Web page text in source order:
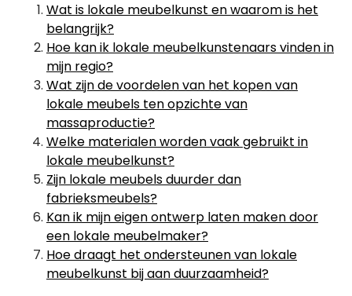
Wat is lokale meubelkunst en waarom is het
belangrijk?
Hoe kan ik lokale meubelkunstenaars vinden in
mijn regio?
Wat zijn de voordelen van het kopen van
lokale meubels ten opzichte van
massaproductie?
Welke materialen worden vaak gebruikt in
lokale meubelkunst?
Zijn lokale meubels duurder dan
fabrieksmeubels?
Kan ik mijn eigen ontwerp laten maken door
een lokale meubelmaker?
Hoe draagt het ondersteunen van lokale
meubelkunst bij aan duurzaamheid?